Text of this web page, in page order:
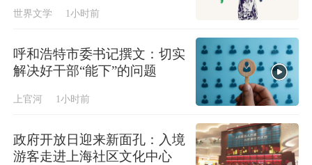
世界文学 1小时前
呼和浩特市委书记撰文：切实
解决好干部“能下”的问题
上官河 1小时前
政府开放日迎来新面孔：入境
游客走进上海社区文化中心